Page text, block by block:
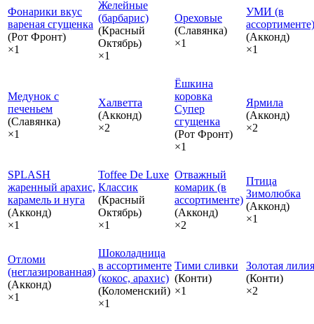
Фонарики вкус
вареная сгущенка
(Рот Фронт)
×1
Желейные
(барбарис)
(Красный
Октябрь)
×1
Ореховые
(Славянка)
×1
УМИ (в
ассортименте)
(Акконд)
×1
Медунок с
печеньем
(Славянка)
×1
Халветта
(Акконд)
×2
Ёшкина
коровка
Супер
сгущенка
(Рот Фронт)
×1
Ярмила
(Акконд)
×2
SPLASH
жаренный арахис,
карамель и нуга
(Акконд)
×1
Toffee De Luxe
Классик
(Красный
Октябрь)
×1
Отважный
комарик (в
ассортименте)
(Акконд)
×2
Птица
Зимолюбка
(Акконд)
×1
Отломи
(неглазированная)
(Акконд)
×1
Шоколадница
в ассортименте
(кокос, арахис)
(Коломенский)
×1
Тими сливки
(Конти)
×1
Золотая лилия
(Конти)
×2